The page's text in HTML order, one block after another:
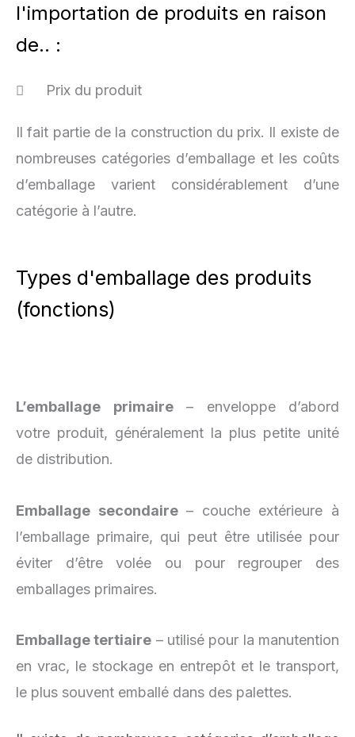
l'importation de produits en raison
de.. :
Prix du produit
Il fait partie de la construction du prix. Il existe de
nombreuses catégories d’emballage et les coûts
d’emballage varient considérablement d’une
catégorie à l’autre.
Types d'emballage des produits
(fonctions)
L’emballage primaire– enveloppe d’abord
votre produit, généralement la plus petite unité
de distribution.
Emballage secondaire– couche extérieure à
l’emballage primaire, qui peut être utilisée pour
éviter d’être volée ou pour regrouper des
emballages primaires.
Emballage tertiaire – utilisé pour la manutention
en vrac, le stockage en entrepôt et le transport,
le plus souvent emballé dans des palettes.